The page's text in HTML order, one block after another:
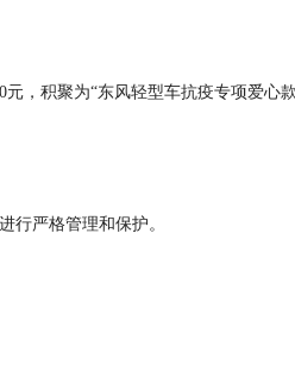
元，积聚为“东风轻型车抗疫专项爱
行严格管理和保护。